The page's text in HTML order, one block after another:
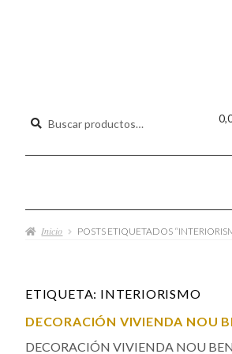
Buscar
Inicio POSTS ETIQUETADOS
ETIQUETA: INTERIORISMO
DECORACIÓN VIVIENDA NOU
DECORACIÓN VIVIENDA NOU